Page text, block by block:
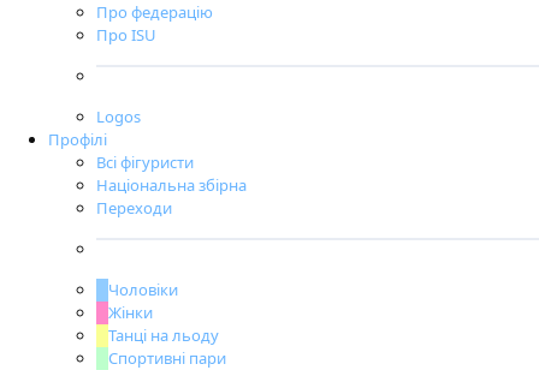
Про федерацію
Про ISU
Logos
Профілі
Всі фігуристи
Національна збірна
Переходи
Чоловіки
Жінки
Танці на льоду
Спортивні пари